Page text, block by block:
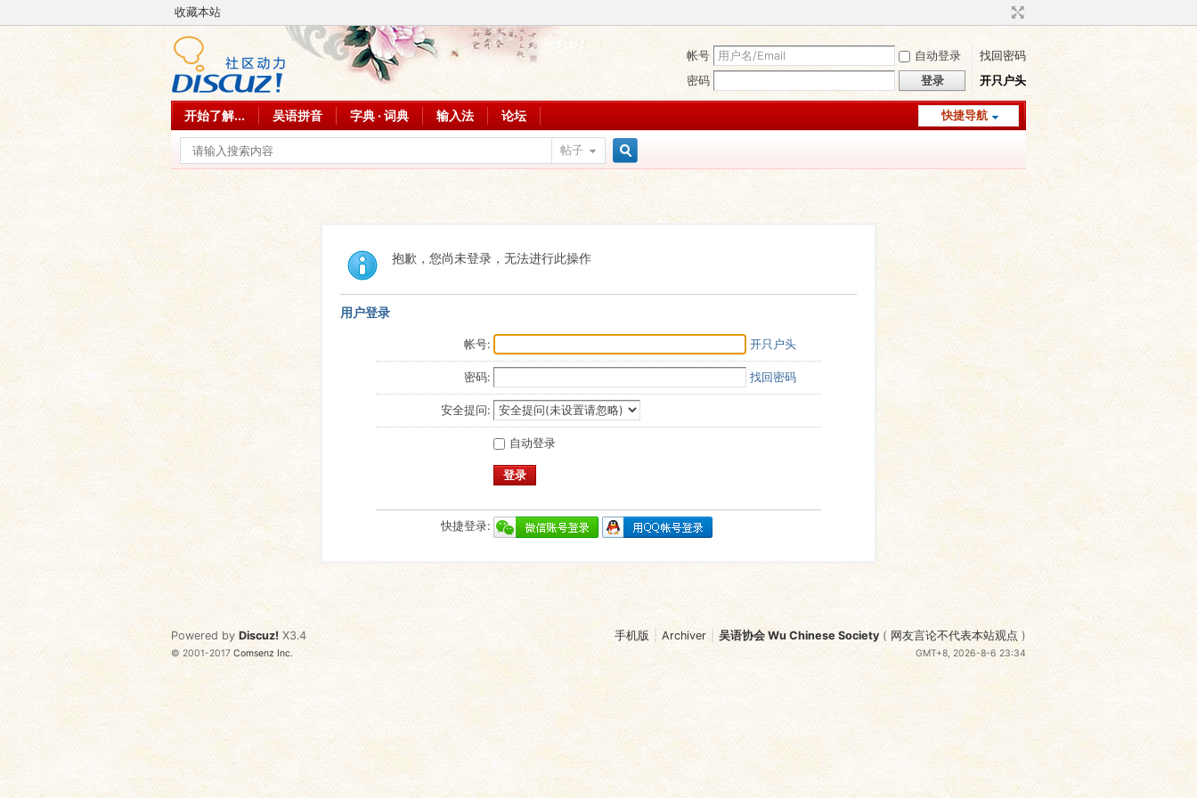
收藏本站
帐号 自动登录
找回密码
密码
登录 开只户头
快捷导航
开始了解... 吴语拼音 字典 · 词典 输入法 论坛
帖子
抱歉，您尚未登录，无法进行此操作
用户登录
帐号: 开只户头
密码: 找回密码
安全提问:
自动登录
登录
快捷登录:
手机版 Archiver 吴语协会 Wu Chinese Society ( 网友言论不代表本站观点 )
GMT+8, 2026-8-6 23:34
Powered by Discuz! X3.4
© 2001-2017Comsenz Inc.